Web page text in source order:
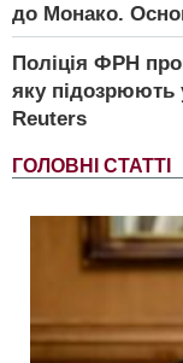
до Монако.
Поліція ФРН
яку підозрюють
Reuters
ГОЛОВНІ СТАТТІ